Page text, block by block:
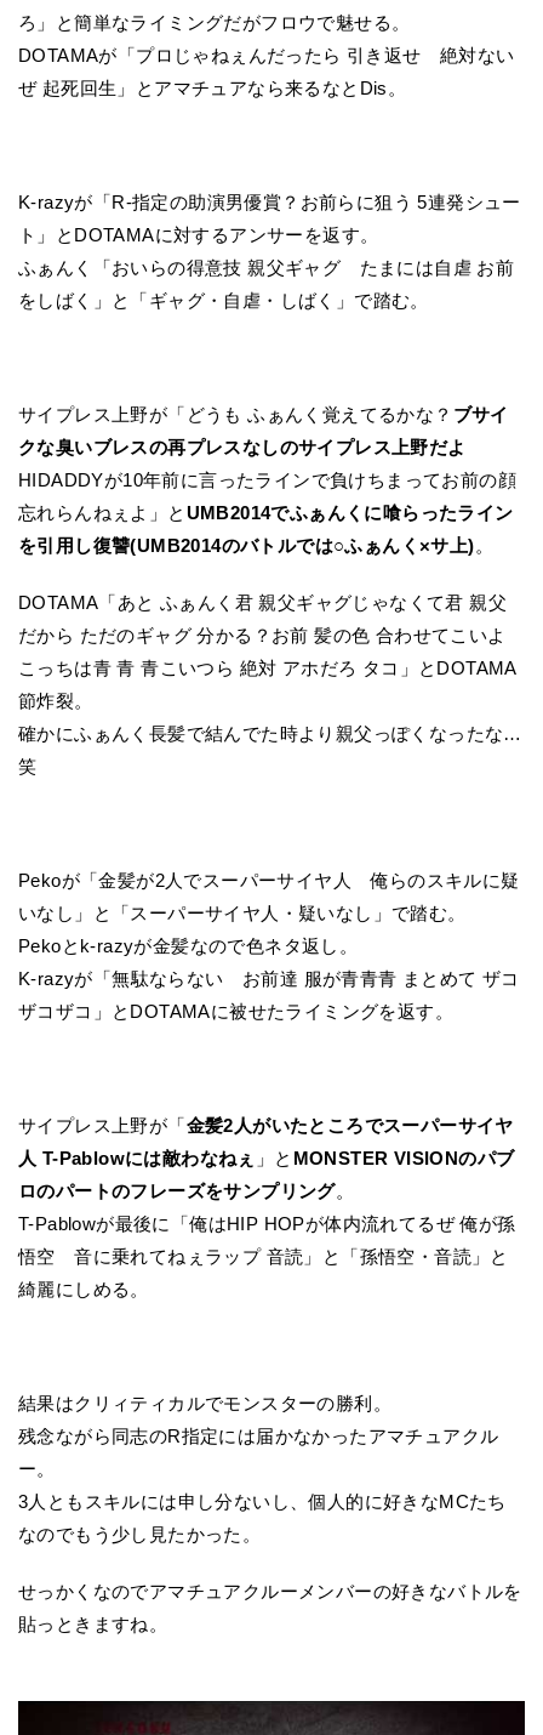
ろ」と簡単なライミングだがフロウで魅せる。
DOTAMAが「プロじゃねぇんだったら 引き返せ 絶対ない
ぜ 起死回生」とアマチュアなら来るなとDis。
K-razyが「R-指定の助演男優賞？お前らに狙う 5連発シュー
ト」とDOTAMAに対するアンサーを返す。
ふぁんく「おいらの得意技 親父ギャグ たまには自虐 お前
をしばく」と「ギャグ・自虐・しばく」で踏む。
サイプレス上野が「どうも ふぁんく覚えてるかな？ ブサイ
クな臭いブレスの再プレスなしのサイプレス上野だよ
HIDADDYが10年前に言ったラインで負けちまってお前の顔
忘れらんねぇよ」と UMB2014でふぁんくに喰らったライン
を引用し復讐(UMB2014のバトルでは○ふぁんく×サ上)。
DOTAMA「あと ふぁんく君 親父ギャグじゃなくて君 親父
だから ただのギャグ 分かる？お前 髪の色 合わせてこいよ
こっちは青 青 青こいつら 絶対 アホだろ タコ」とDOTAMA
節炸裂。
確かにふぁんく長髪で結んでた時より親父っぽくなったな…
笑
Pekoが「金髪が2人でスーパーサイヤ人 俺らのスキルに疑
いなし」と「スーパーサイヤ人・疑いなし」で踏む。
Pekoとk-razyが金髪なので色ネタ返し。
K-razyが「無駄ならない お前達 服が青青青 まとめて ザコ
ザコザコ」とDOTAMAに被せたライミングを返す。
サイプレス上野が「金髪2人がいたところでスーパーサイヤ
人 T-Pablowには敵わなねぇ 」と MONSTER VISIONのパブ
ロのパートのフレーズをサンプリング。
T-Pablowが最後に「俺はHIP HOPが体内流れてるぜ 俺が孫
悟空 音に乗れてねぇラップ 音読」と「孫悟空・音読」と
綺麗にしめる。
結果はクリィティカルでモンスターの勝利。
残念ながら同志のR指定には届かなかったアマチュアクル
ー。
3人ともスキルには申し分ないし、個人的に好きなMCたち
なのでもう少し見たかった。
せっかくなのでアマチュアクルーメンバーの好きなバトルを
貼っときますね。